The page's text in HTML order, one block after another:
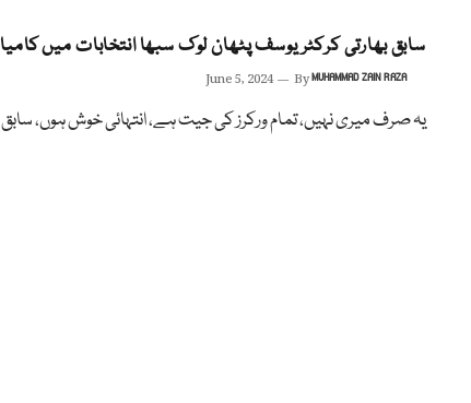
سابق بھارتی کرکٹر یوسف پٹھان لوک سبھا انتخابات میں
June 5, 2024 ByMUHAMMAD ZAIN RAZA
یہ صرف میری نہیں، تمام ورکرز کی جیت ہے، انتہائی خوش ہوں، سابق